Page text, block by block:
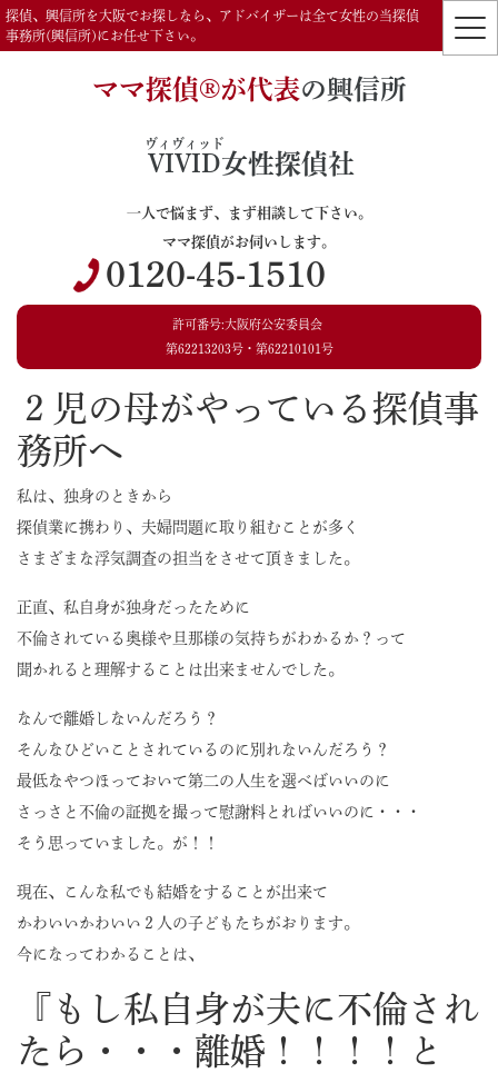
探偵、興信所を大阪でお探しなら、アドバイザーは全て女性の当探偵
事務所(興信所)にお任せ下さい。
ママ探偵®️が代表の興信所
VIVID
ヴィヴィッド
女性探偵社
一人で悩まず、まず相談して下さい。
ママ探偵がお伺いします。
0120-45-1510
許可番号:大阪府公安委員会
第62213203号・第62210101号
２児の母がやっている探偵事
務所へ
私は、独身のときから
探偵業に携わり、夫婦問題に取り組むことが多く
さまざまな浮気調査の担当をさせて頂きました。
正直、私自身が独身だったために
不倫されている奥様や旦那様の気持ちがわかるか？って
聞かれると理解することは出来ませんでした。
なんで離婚しないんだろう？
そんなひどいことされているのに別れないんだろう？
最低なやつほっておいて第二の人生を選べばいいのに
さっさと不倫の証拠を撮って慰謝料とればいいのに・・・
そう思っていました。が！！
現在、こんな私でも結婚をすることが出来て
かわいいかわいい２人の子どもたちがおります。
今になってわかることは、
『もし私自身が夫に不倫され
たら・・・離婚！！！！と